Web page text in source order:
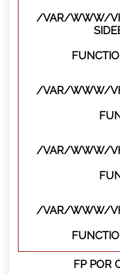
/VAR/WWW/
/VAR/WWW/
/VAR/WWW/
/VAR/WWW/
FP POR